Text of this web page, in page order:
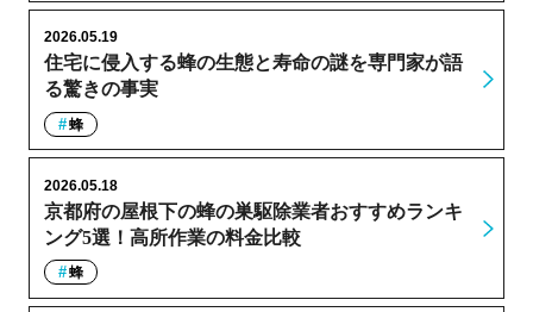
住宅に侵入する蜂の生態と寿命の謎を専門家が語
る驚きの事実
2026.05.19
蜂
京都府の屋根下の蜂の巣駆除業者おすすめランキ
ング5選！高所作業の料金比較
2026.05.18
蜂